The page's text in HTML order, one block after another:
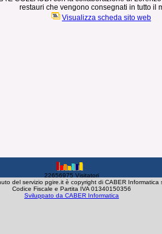
restauri che vengono consegnati in tutto il
Visualizza scheda sito web
22656975 Visitatori
del servizio pgire.it è copyright di CABER Informatica
Codice Fiscale e Partita IVA 01340150356
Sviluppato da CABER Informatica